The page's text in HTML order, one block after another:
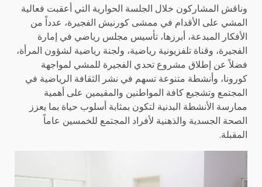
وناقش المشاركون خلال الجلسة الحوارية التي أعقبت فعالية
المشي على الأقدام في ممشى كورنيش الفجيرة، عدداً من
الأفكار المبدعة، أبرزها، تأسيس مجلس رياضي في إمارة
الفجيرة، وقناة تلفزيونية رياضية، ولجنة رياضية لشؤون المرأة،
فضلاً عن إطلاق مشروع تحدي الفجيرة للمشي لمواجهة
كورونا، وأنشطة متنوعة تسهم في نشر الثقافة الرياضية في
المجتمع وتشجيع كافة المواطنين والمقيمين على أهمية
ممارسة الأنشطة البدنية لتكون بمثابة أسلوب حياة بما يعزز
الصحة الجسدية والذهنية لأفراد المجتمع للخمسين عاماً
المقبلة.